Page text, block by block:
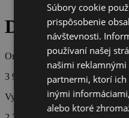
DIOR kabelka
Originálna cena
3 900 €
Vydražená cena
Súbory cookie
prispôsobenie
návštevnosti.
používaní našej
našimi
partnermi, ktorí
inými
alebo ktoré